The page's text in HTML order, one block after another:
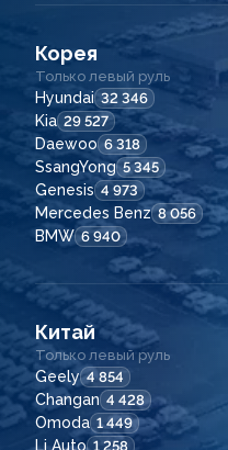
Корея
Только левый руль
Hyundai 32 346
Kia 29 527
Daewoo 6 318
SsangYong 5 345
Genesis 4 973
Mercedes Benz 8 056
BMW 6 940
Китай
Только левый руль
Geely 4 854
Changan 4 428
Omoda 1 449
Li Auto 1 258